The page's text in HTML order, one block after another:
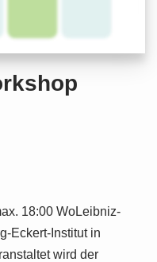
18:00 WoLeibniz-
Eckert-Institut in
wird der